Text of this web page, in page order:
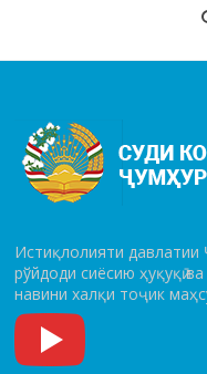
Истиқлолияти давлатии
рўй­до­ди сиёсию ҳуқуқӣ
навини халқи тоҷик